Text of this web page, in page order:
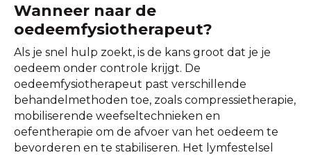
Wanneer naar de
oedeemfysiotherapeut?
Als je snel hulp zoekt, is de kans groot dat je je
oedeem onder controle krijgt. De
oedeemfysiotherapeut past verschillende
behandelmethoden toe, zoals compressietherapie,
mobiliserende weefseltechnieken en
oefentherapie om de afvoer van het oedeem te
bevorderen en te stabiliseren. Het lymfestelsel